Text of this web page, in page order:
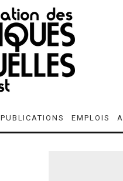
PUBLICATIONS EMPLOIS